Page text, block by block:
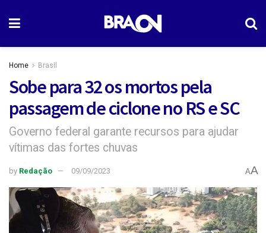
Home Brasil
Sobe para 32 os mortos pela
passagem de ciclone no RS e SC
Governo federal garante recursos para ajudar
vítimas das fortes chuvas
by Redação 09/09/2023 AA